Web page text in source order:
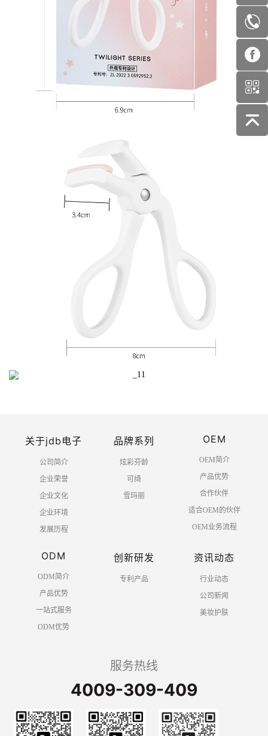
关于jdb电子
公司简介
企业荣誉
企业文化
企业环境
发展历程
品牌系列
炫彩芬龄
可绮
雪玛丽
OEM
OEM简介
产品优势
合作伙伴
适合OEM的伙伴
OEM业务流程
ODM
ODM简介
产品优势
一站式服务
ODM优势
创新研发
专利产品
资讯动态
行业动态
公司新闻
美妆护肤
服务热线
4009-309-409